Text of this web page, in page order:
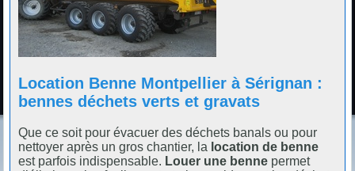
Location Benne Montpellier à Sérignan :
bennes déchets verts et gravats
Que ce soit pour évacuer des déchets banals ou pour
nettoyer après un gros chantier, la location de benne
est parfois indispensable. Louer une benne permet